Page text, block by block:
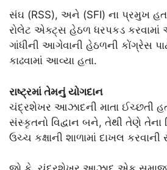
સંઘ (RSS), અને (SFI) ના પ્રમુખ
રોલેટ એક્ટ્સ હેઠળ ધરપકડ કરવામાં
ગાંધીની આગેવાની હેઠળની કોંગ્રેસ
કાઢવામાં આવ્યા હતા.
રાષ્ટ્રમાં તેમનું યોગદાન
ચંદ્રશેખર આઝાદની માતા ઈચ્છતી
સંસ્કૃતનો વિદ્વાન બને, તેથી તેણે તેના
ઉચ્ચ કક્ષાની શાળામાં દાખલ